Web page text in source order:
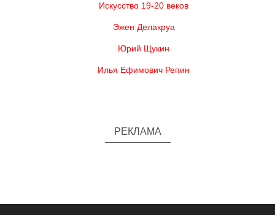
Искусство 19-20 веков
Эжен Делакруа
Юрий Щукин
Илья Ефимович Репин
РЕКЛАМА